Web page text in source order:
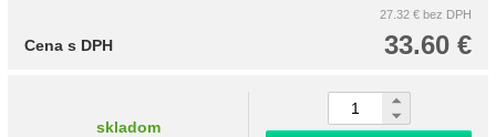
27.32 € bez DPH
33.60 €
Cena s DPH
skladom